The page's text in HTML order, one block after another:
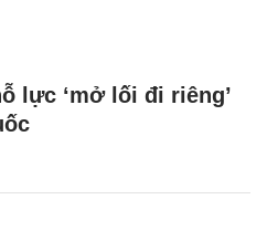
lực ‘mở lối đi riêng’